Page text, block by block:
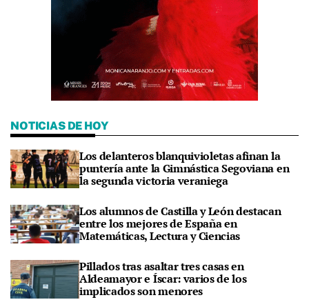
NOTICIAS DE HOY
Los delanteros blanquivioletas afinan la
puntería ante la Gimnástica Segoviana en
la segunda victoria veraniega
Los alumnos de Castilla y León destacan
entre los mejores de España en
Matemáticas, Lectura y Ciencias
Pillados tras asaltar tres casas en
Aldeamayor e Íscar: varios de los
implicados son menores